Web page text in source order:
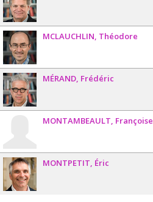
MCLAUCHLIN Théodore
MÉRAND Frédéric
MONTAMBEAULT Françoise
MONTPETIT Éric